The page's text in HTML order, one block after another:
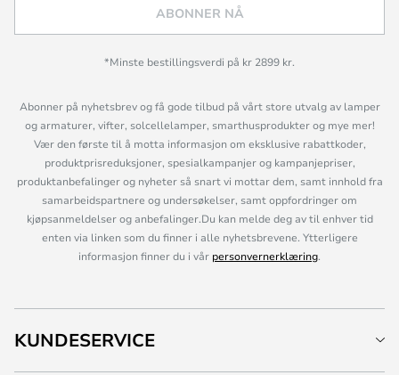
ABONNER NÅ
*Minste bestillingsverdi på kr 2899 kr.
Abonner på nyhetsbrev og få gode tilbud på vårt store utvalg av lamper
og armaturer, vifter, solcellelamper, smarthusprodukter og mye mer!
Vær den første til å motta informasjon om eksklusive rabattkoder,
produktprisreduksjoner, spesialkampanjer og kampanjepriser,
produktanbefalinger og nyheter så snart vi mottar dem, samt innhold fra
samarbeidspartnere og undersøkelser, samt oppfordringer om
kjøpsanmeldelser og anbefalinger.Du kan melde deg av til enhver tid
enten via linken som du finner i alle nyhetsbrevene. Ytterligere
informasjon finner du i vår personvernerklæring.
KUNDESERVICE